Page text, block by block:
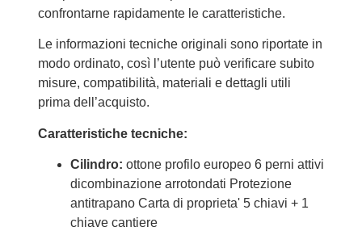
confrontarne rapidamente le caratteristiche.
Le informazioni tecniche originali sono riportate in
modo ordinato, così l’utente può verificare subito
misure, compatibilità, materiali e dettagli utili
prima dell’acquisto.
Caratteristiche tecniche:
Cilindro: ottone profilo europeo 6 perni attivi
dicombinazione arrotondati Protezione
antitrapano Carta di proprieta' 5 chiavi + 1
chiave cantiere